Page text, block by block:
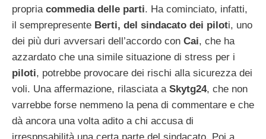
propria commedia delle parti. Ha cominciato, infatti,
il semprepresente Berti, del sindacato dei piloti, uno
dei più duri avversari dell’accordo con Cai, che ha
azzardato che una simile situazione di stress per i
piloti, potrebbe provocare dei rischi alla sicurezza dei
voli. Una affermazione, rilasciata a Skytg24, che non
varrebbe forse nemmeno la pena di commentare e che
dà ancora una volta adito a chi accusa di